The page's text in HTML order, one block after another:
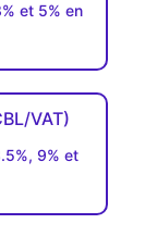
et 5% en
VAT)
9% et